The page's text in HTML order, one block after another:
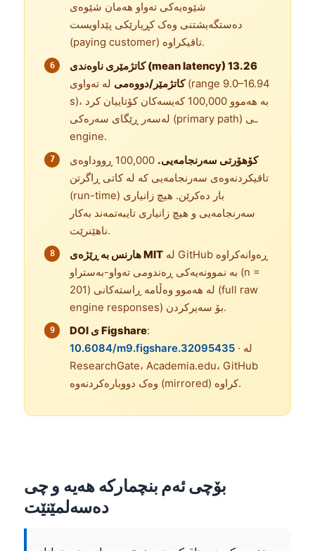
شێوەیەکی تەواو هەمان شێوەی
دەستگەیشتنی وەک کڕیارێکی پێداویست
(paying customer) تاقیکراوە.
کاتژمێری ناوەندی (mean latency) 13.26
کاتژمێر/دووەمی لە تەواوی (range 9.0–16.94
s)، بە هەموو 100,000 کەیسەکان کۆتاییان کرد
لەسەر ڕێگای سەرەکی (primary path) ـی
engine.
کۆهۆرتی سەرنجامەیی.
100,000 ڕووداوەی
تاقیکردنەوەی سەرنجامەیی کە لە کاتی ڕاگرتن
(run-time) بار دەکرێن. هیچ زانیاری
سەرنجامەیی و هیچ زانیاری تایبەتمەند بەکار
ناهێنرێت.
هارنس بە ڕێژەی MIT
بە نموونەیەکی ڕەندومی تەواو-بەستراو (n =
201) لە هەموو وەڵامە ڕاستەکانی (full raw
engine responses) بۆ سەیرکردن.
DOI ی Figshare:
10.6084/m9.figshare.32095435 · لە
ResearchGate، Academia.edu، GitHub
وەک دووبارەکردنەوە (mirrored) کراوە.
بۆچی ئەم بنچمارکە هەیە و چی
دەسەلمێنێت